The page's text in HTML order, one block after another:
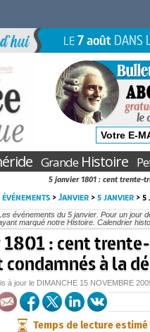
LE7 août DANS
GrandeHistoire
5 janvier 1801 : cent trente-
>Janvier> 5 janvier> 5
événements du 5 janvier. Pour un jour
marqué notre Histoire. Calendrier
1801 : cent
condamnés à la
à jour le DIMANCHE 15 NOVEMBRE
Temps de lecture estimé